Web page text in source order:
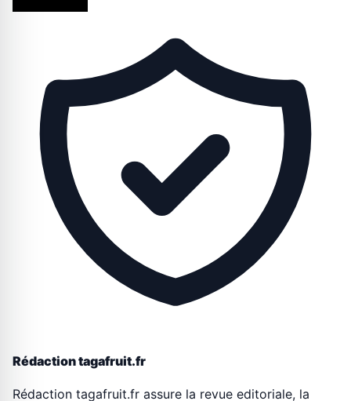
Rédaction tagafruit.fr
Rédaction tagafruit.fr assure la revue editoriale, la